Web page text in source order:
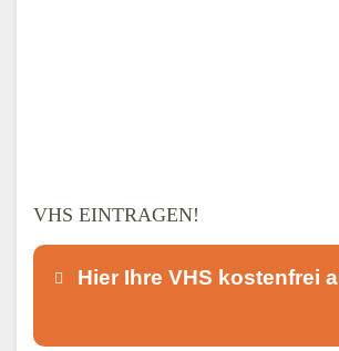
VHS EINTRAGEN!
Hier Ihre VHS kostenfrei